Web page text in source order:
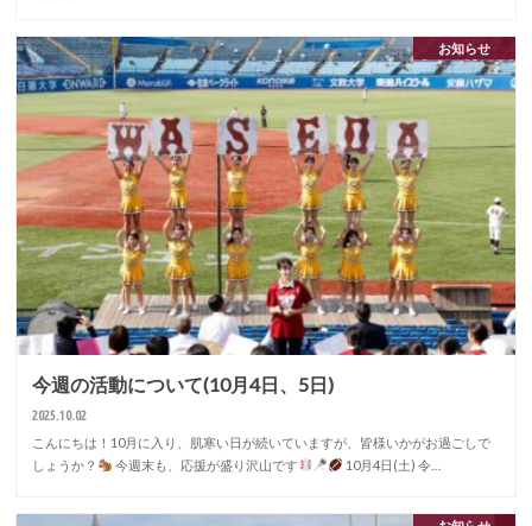
お知らせ
今週の活動について(10月4日、5日)
2025.10.02
こんにちは！10月に入り、肌寒い日が続いていますが、皆様いかがお過ごしで
しょうか？
今週末も、応援が盛り沢山です 10月4日(土) 令…